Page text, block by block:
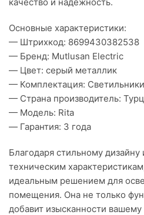
Основные характеристики:
— Штрихкод: 8699430382538
— Бренд: Mutlusan Electric
— Цвет: серый металлик
— Комплектация:
— Страна производитель:
— Модель: Rita
— Гарантия: 3 года
Благодаря стильному
техническим
идеальным решением для
помещения. Она не только
добавит изысканности вашему